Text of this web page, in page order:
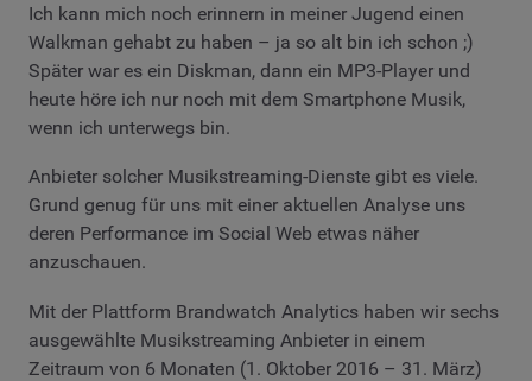
Ich kann mich noch erinnern in meiner Jugend einen
Walkman gehabt zu haben – ja so alt bin ich schon ;)
Später war es ein Diskman, dann ein MP3-Player und
heute höre ich nur noch mit dem Smartphone Musik,
wenn ich unterwegs bin.
Anbieter solcher Musikstreaming-Dienste gibt es viele.
Grund genug für uns mit einer aktuellen Analyse uns
deren Performance im Social Web etwas näher
anzuschauen.
Mit der Plattform Brandwatch Analytics haben wir sechs
ausgewählte Musikstreaming Anbieter in einem
Zeitraum von 6 Monaten (1. Oktober 2016 – 31. März)